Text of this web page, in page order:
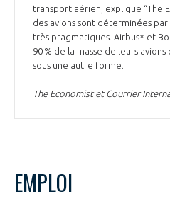
INNOVATION
INTERNATIONALISATION
transport aérien, explique “The
des avions sont déterminées par
très pragmatiques. Airbus* et
90 % de la masse de leurs
sous une autre forme.
The Economist et Courrier
EMPLOI